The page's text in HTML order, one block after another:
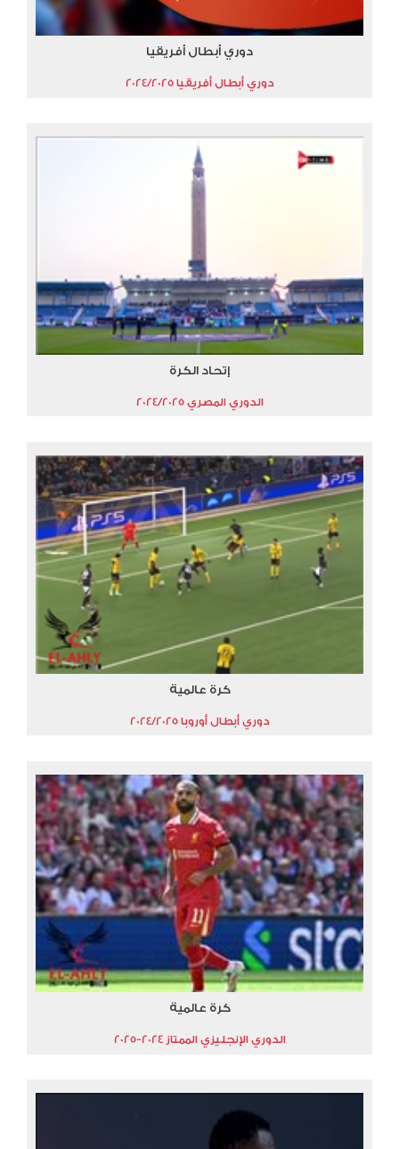
دوري أبطال أفريقيا
دوري أبطال أفريقيا 2024/2025
إتحاد الكرة
الدوري المصري 2024/2025
كرة عالمية
دوري أبطال أوروبا 2024/2025
كرة عالمية
الدوري الإنجليزي الممتاز 2024-2025